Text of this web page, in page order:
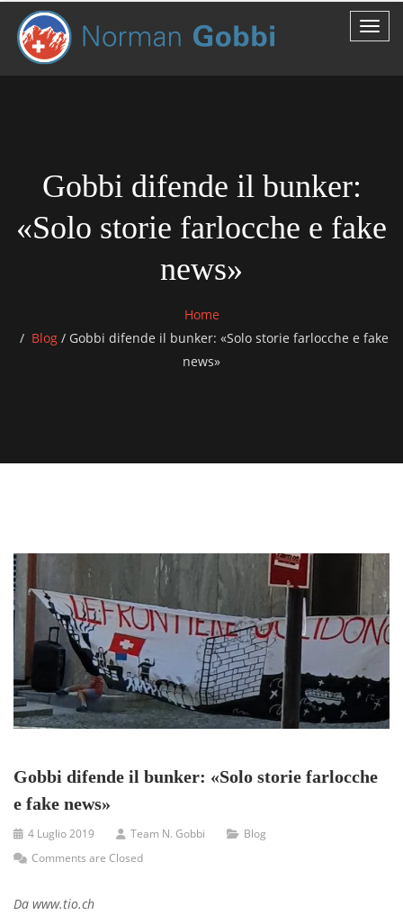
Gobbi difende il bunker:
«Solo storie farlocche e fake
news»
Home
Blog /Gobbi difende il bunker: «Solo storie farlocche e fake
news»
Gobbi difende il bunker: «Solo storie farlocche
e fake news»
4 Luglio 2019 Team N. Gobbi
Blog
Comments are Closed
Da www.tio.ch